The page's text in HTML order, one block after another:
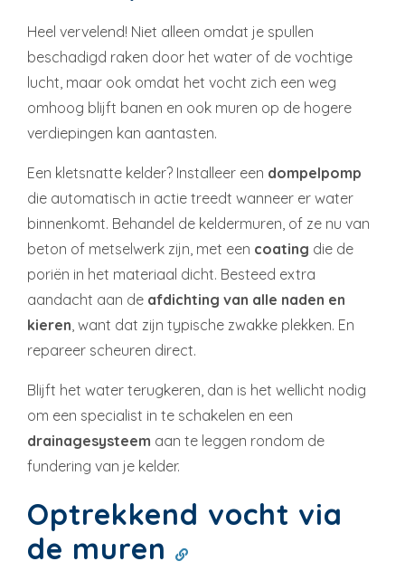
Heel vervelend! Niet alleen omdat je spullen
beschadigd raken door het water of de vochtige
lucht, maar ook omdat het vocht zich een weg
omhoog blijft banen en ook muren op de hogere
verdiepingen kan aantasten.
Een kletsnatte kelder? Installeer een dompelpomp
die automatisch in actie treedt wanneer er water
binnenkomt. Behandel de keldermuren, of ze nu van
beton of metselwerk zijn, met een coating die de
poriën in het materiaal dicht. Besteed extra
aandacht aan de afdichting van alle naden en
kieren , want dat zijn typische zwakke plekken. En
repareer scheuren direct.
Blijft het water terugkeren, dan is het wellicht nodig
om een specialist in te schakelen en een
drainagesysteem aan te leggen rondom de
fundering van je kelder.
Optrekkend vocht via
de muren